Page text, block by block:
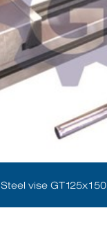
Steel vise GT125x150